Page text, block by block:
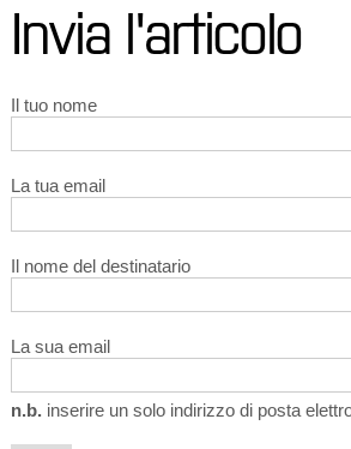
Invia l'articolo
Il tuo nome
La tua email
Il nome del destinatario
La sua email
n.b.inserire un solo indirizzo di posta